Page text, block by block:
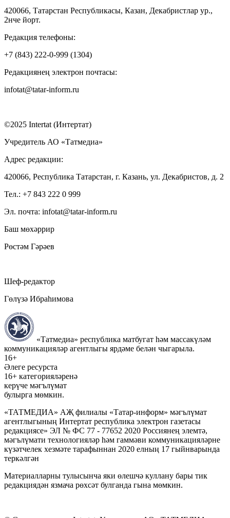
420066, Татарстан Республикасы, Казан, Декабристлар ур.,
2нче йорт.
Редакция телефоны:
+7 (843) 222-0-999 (1304)
Редакциянең электрон почтасы:
infotat@tatar-inform.ru
©2025 Intertat (Интертат)
Учредитель АО «Татмедиа»
Адрес редакции:
420066, Республика Татарстан, г. Казань, ул. Декабристов, д. 2
Тел.: +7 843 222 0 999
Эл. почта: infotat@tatar-inform.ru
Баш мөхәррир
Рөстәм Гәрәев
Шеф-редактор
Гөлүзә Ибраһимова
«Татмедиа» республика матбугат һәм массакүләм
коммуникацияләр агентлыгы ярдәме белән чыгарыла.
16+
Әлеге ресурста
16+ категорияләренә
керүче мәгълүмат
булырга мөмкин.
«ТАТМЕДИА» АҖ филиалы «Татар-информ» мәгълүмат
агентлыгының Интертат республика электрон газетасы
редакциясе» ЭЛ № ФС 77 - 77652 2020 Россиянең элемтә,
мәгълүмати технологияләр һәм гаммәви коммуникацияләрне
күзәтчелек хезмәте тарафыннан 2020 елның 17 гыйнварында
теркәлгән
Материалларны тулысынча яки өлешчә куллану бары тик
редакциядән язмача рөхсәт булганда гына мөмкин.